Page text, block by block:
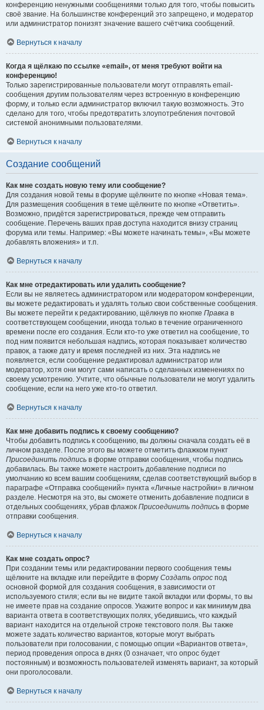
конференцию ненужными сообщениями только для того, чтобы повысить
своё звание. На большинстве конференций это запрещено, и модератор
или администратор понизят значение вашего счётчика сообщений.
Вернуться к началу
Когда я щёлкаю по ссылке «email», от меня требуют войти на
конференцию!
Только зарегистрированные пользователи могут отправлять email-
сообщения другим пользователям через встроенную в конференцию
форму, и только если администратор включил такую возможность. Это
сделано для того, чтобы предотвратить злоупотребления почтовой
системой анонимными пользователями.
Вернуться к началу
Создание сообщений
Как мне создать новую тему или сообщение?
Для создания новой темы в форуме щёлкните по кнопке «Новая тема».
Для размещения сообщения в теме щёлкните по кнопке «Ответить».
Возможно, придётся зарегистрироваться, прежде чем отправить
сообщение. Перечень ваших прав доступа находится внизу страниц
форума или темы. Например: «Вы можете начинать темы», «Вы можете
добавлять вложения» и т.п.
Вернуться к началу
Как мне отредактировать или удалить сообщение?
Если вы не являетесь администратором или модератором конференции,
вы можете редактировать и удалять только свои собственные сообщения.
Вы можете перейти к редактированию, щёлкнув по кнопке Правка в
соответствующем сообщении, иногда только в течение ограниченного
времени после его создания. Если кто-то уже ответил на сообщение, то
под ним появится небольшая надпись, которая показывает количество
правок, а также дату и время последней из них. Эта надпись не
появляется, если сообщение редактировал администратор или
модератор, хотя они могут сами написать о сделанных изменениях по
своему усмотрению. Учтите, что обычные пользователи не могут удалить
сообщение, если на него уже кто-то ответил.
Вернуться к началу
Как мне добавить подпись к своему сообщению?
Чтобы добавить подпись к сообщению, вы должны сначала создать её в
личном разделе. После этого вы можете отметить флажком пункт
Присоединить подпись в форме отправки сообщения, чтобы подпись
добавилась. Вы также можете настроить добавление подписи по
умолчанию ко всем вашим сообщениям, сделав соответствующий выбор в
параграфе «Отправка сообщений» пункта «Личные настройки» в личном
разделе. Несмотря на это, вы сможете отменить добавление подписи в
отдельных сообщениях, убрав флажок Присоединить подпись в форме
отправки сообщения.
Вернуться к началу
Как мне создать опрос?
При создании темы или редактировании первого сообщения темы
щёлкните на вкладке или перейдите в форму Создать опрос под
основной формой для создания сообщения, в зависимости от
используемого стиля; если вы не видите такой вкладки или формы, то вы
не имеете прав на создание опросов. Укажите вопрос и как минимум два
варианта ответа в соответствующих полях, убедившись, что каждый
вариант находится на отдельной строке текстового поля. Вы также
можете задать количество вариантов, которые могут выбрать
пользователи при голосовании, с помощью опции «Вариантов ответа»,
период проведения опроса в днях (0 означает, что опрос будет
постоянным) и возможность пользователей изменять вариант, за который
они проголосовали.
Вернуться к началу